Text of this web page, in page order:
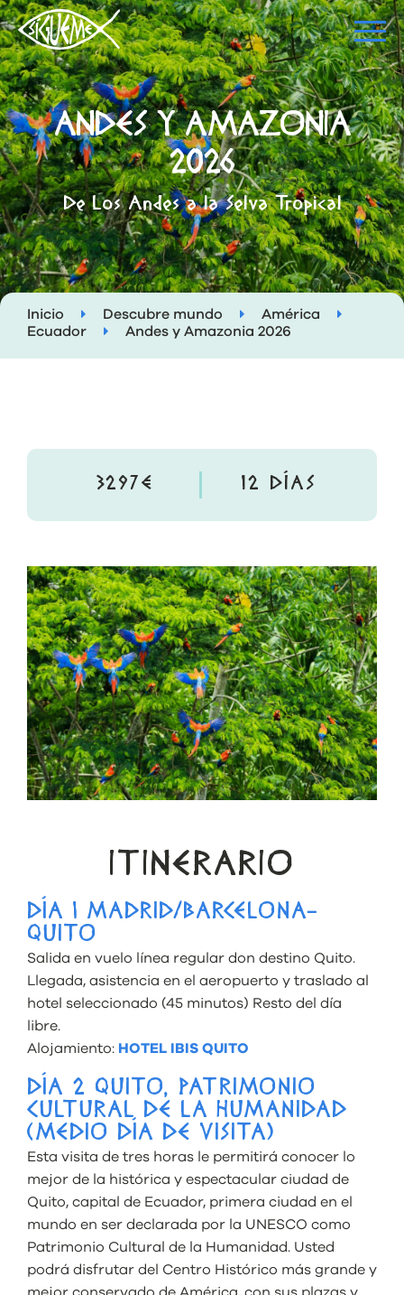
ANDES Y AMAZONIA
2026
De Los Andes a la Selva Tropical
Inicio Descubre mundo
América
Ecuador
Andes y Amazonia 2026
3297€ 12 DÍAS
ITINERARIO
DÍA 1 MADRID/BARCELONA-
QUITO
Salida en vuelo línea regular don destino Quito.
Llegada, asistencia en el aeropuerto y traslado al
hotel seleccionado (45 minutos) Resto del día
libre.
Alojamiento: HOTEL IBIS QUITO
DÍA 2 QUITO, PATRIMONIO
CULTURAL DE LA HUMANIDAD
(MEDIO DÍA DE VISITA)
Esta visita de tres horas le permitirá conocer lo
mejor de la histórica y espectacular ciudad de
Quito, capital de Ecuador, primera ciudad en el
mundo en ser declarada por la UNESCO como
Patrimonio Cultural de la Humanidad. Usted
podrá disfrutar del Centro Histórico más grande y